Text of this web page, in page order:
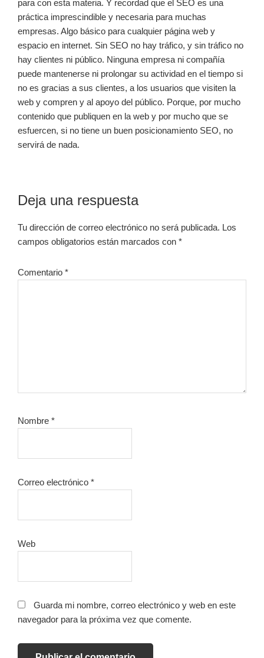
para con esta materia. Y recordad que el SEO es una
práctica imprescindible y necesaria para muchas
empresas. Algo básico para cualquier página web y
espacio en internet. Sin SEO no hay tráfico, y sin tráfico no
hay clientes ni público. Ninguna empresa ni compañía
puede mantenerse ni prolongar su actividad en el tiempo si
no es gracias a sus clientes, a los usuarios que visiten la
web y compren y al apoyo del público. Porque, por mucho
contenido que publiquen en la web y por mucho que se
esfuercen, si no tiene un buen posicionamiento SEO, no
servirá de nada.
Interacciones
con
los
Deja una respuesta
Tu dirección de correo electrónico no será publicada. Los
campos obligatorios están marcados con *
Comentario *
Nombre *
Correo electrónico *
Web
Guarda mi nombre, correo electrónico y web en este
navegador para la próxima vez que comente.